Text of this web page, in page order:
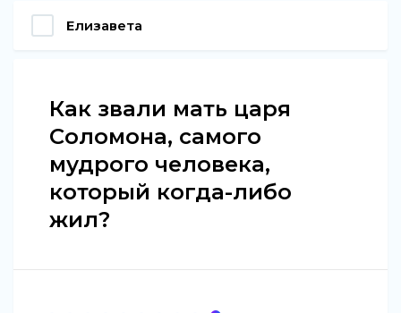
Елизавета
Как звали мать царя
Соломона, самого
мудрого человека,
который когда-либо
жил?